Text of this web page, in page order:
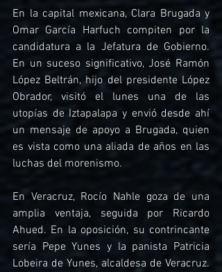
En la capital mexicana, Clara Brugada y
Omar García Harfuch compiten por la
candidatura a la Jefatura de Gobierno.
En un suceso significativo, José Ramón
López Beltrán, hijo del presidente López
Obrador, visitó el lunes una de las
utopías de Iztapalapa y envió desde ahí
un mensaje de apoyo a Brugada, quien
es vista como una aliada de años en las
luchas del morenismo.
En Veracruz, Rocío Nahle goza de una
amplia ventaja, seguida por Ricardo
Ahued. En la oposición, su contrincante
sería Pepe Yunes y la panista Patricia
Lobeira de Yunes, alcaldesa de Veracruz.